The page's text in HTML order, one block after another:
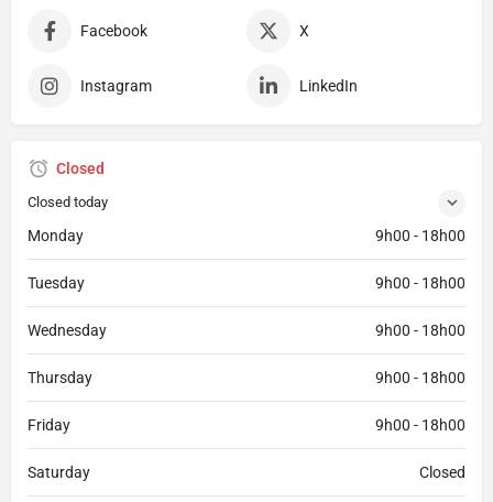
Facebook X
Instagram LinkedIn
Closed
Closed today
Monday 9h00 - 18h00
Tuesday 9h00 - 18h00
Wednesday 9h00 - 18h00
Thursday 9h00 - 18h00
Friday 9h00 - 18h00
Saturday Closed